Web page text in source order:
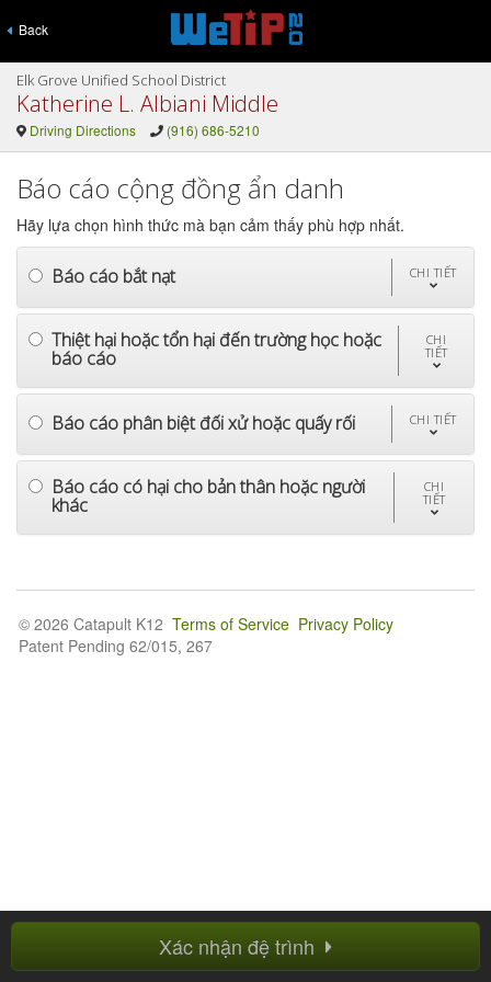
Back
Elk Grove Unified School District
Katherine L. Albiani Middle
Driving Directions (916) 686-5210
Báo cáo cộng đồng ẩn danh
Hãy lựa chọn hình thức mà bạn cảm thấy phù hợp nhất.
Báo cáo bắt nạt CHI TIẾT
Thiệt hại hoặc tổn hại đến trường học hoặc
báo cáo
CHI
TIẾT
Báo cáo phân biệt đối xử hoặc quấy rối CHI TIẾT
Báo cáo có hại cho bản thân hoặc người
khác
CHI
TIẾT
Xác nhận đệ trình
© 2026 Catapult K12 Terms of Service Privacy Policy
Patent Pending 62/015, 267